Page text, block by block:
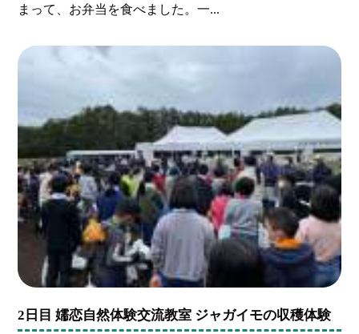
まって、お弁当を食べました。一...
2日目 嬬恋自然体験交流教室 ジャガイモの収穫体験